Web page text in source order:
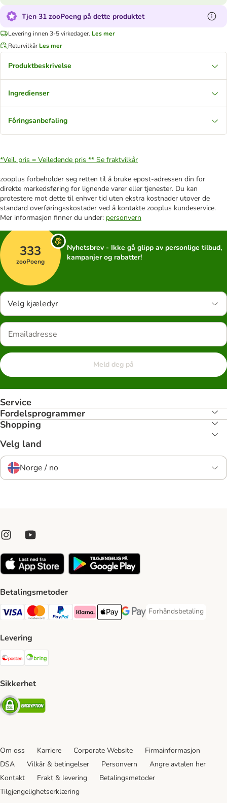
Tjen 31 zooPoeng på dette produktet
Levering innen 3-5 virkedager. Les mer
Returvilkår Les mer
Produktbeskrivelse
Ingredienser
Fôringsanbefaling
*Veil. pris = Veiledende pris ** Se fraktvilkår
zooplus forbeholder seg retten til å bruke epost-adressen din for
direkte markedsføring for lignende varer eller tjenester. Du kan
protestere mot dette til enhver tid uten ekstra kostnader utover de
standard overføringsskostader ved å kontakte zooplus kundeservice.
Mer informasjon finner du under: personvern
333
zooPoeng
Nyhetsbrev - Ikke gå glipp av personlige tilbud,
kampanjer og rabatter!
Velg kjæledyr
Meld deg på
Service
Fordelsprogrammer
Shopping
Velg land
Norge / no
Betalingsmetoder
Visa Payment Method
Mastercard Payment Method
PayPal Payment Method
Klarna Payment Method
Apple Pay Payment Method
Google Pay Payment Method
Forhåndsbetaling
Forhåndsbetaling
Levering
Posten Shipping Method
Sikkerhet
Security
Om oss Karriere Corporate Website
Firmainformasjon
DSA
Vilkår & betingelser Personvern
Angre avtalen her
Kontakt
Frakt & levering
Betalingsmetoder
Tilgjengelighetserklæring